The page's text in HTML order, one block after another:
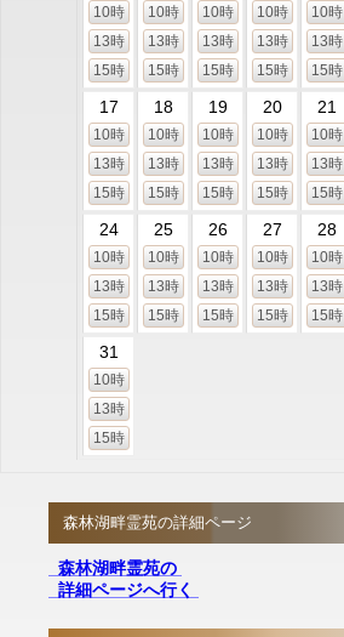
10時
13時
15時
10時
13時
15時
10時
13時
15時
10時
13時
15時
10時
13時
15時
17
10時
13時
15時
18
10時
13時
15時
19
10時
13時
15時
20
10時
13時
15時
21
10時
13時
15時
24
10時
13時
15時
25
10時
13時
15時
26
10時
13時
15時
27
10時
13時
15時
28
10時
13時
15時
31
10時
13時
15時
森林湖畔霊苑の詳細ページ
森林湖畔霊苑の
詳細ページへ行く